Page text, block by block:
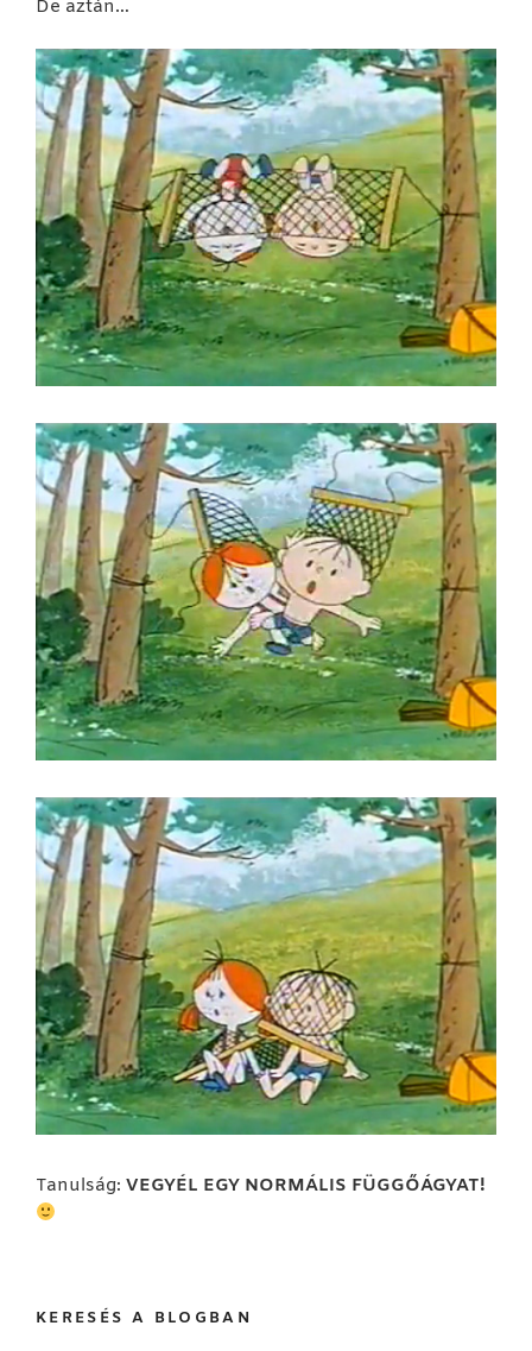
De aztán…
Tanulság: VEGYÉL EGY NORMÁLIS FÜGGŐÁGYAT!
KERESÉS A BLOGBAN